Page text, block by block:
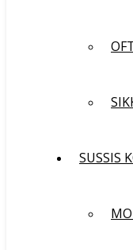
SUSSIS